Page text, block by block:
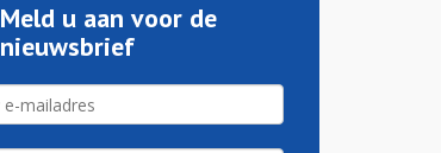
Meld u aan voor de
nieuwsbrief